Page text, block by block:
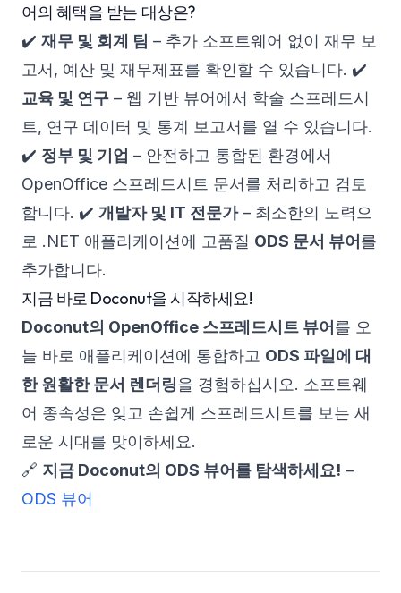
어의 혜택을 받는 대상은?
✔️ 재무 및 회계 팀 – 추가 소프트웨어 없이 재무 보
고서, 예산 및 재무제표를 확인할 수 있습니다. ✔️
교육 및 연구 – 웹 기반 뷰어에서 학술 스프레드시
트, 연구 데이터 및 통계 보고서를 열 수 있습니다.
✔️ 정부 및 기업 – 안전하고 통합된 환경에서
OpenOffice 스프레드시트 문서를 처리하고 검토
합니다. ✔️ 개발자 및 IT 전문가– 최소한의 노력으
로 .NET 애플리케이션에 고품질 ODS 문서 뷰어를
추가합니다.
지금 바로 Doconut을 시작하세요!
Doconut의 OpenOffice 스프레드시트 뷰어를 오
늘 바로 애플리케이션에 통합하고 ODS 파일에 대
한 원활한 문서 렌더링을 경험하십시오. 소프트웨
어 종속성은 잊고 손쉽게 스프레드시트를 보는 새
로운 시대를 맞이하세요.
🔗 지금 Doconut의 ODS 뷰어를 탐색하세요! –
ODS 뷰어